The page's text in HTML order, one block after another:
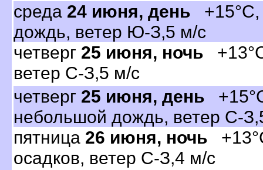
среда 24 июня, день
дождь, ветер Ю-З,5 м/с
четвер 25 июня, ночь
етер С-З,5 м/с
четвер 25 июня, день
небольшой дождь, ветер С-
пятница 26 июня, ночь
осадков, ветер С-З,4 м/с